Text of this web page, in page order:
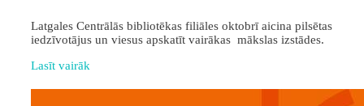
Latgales Centrālās bibliotēkas filiāles oktobrī aicina pilsētas
iedzīvotājus un viesus apskatīt vairākas mākslas izstādes.
Lasīt vairāk